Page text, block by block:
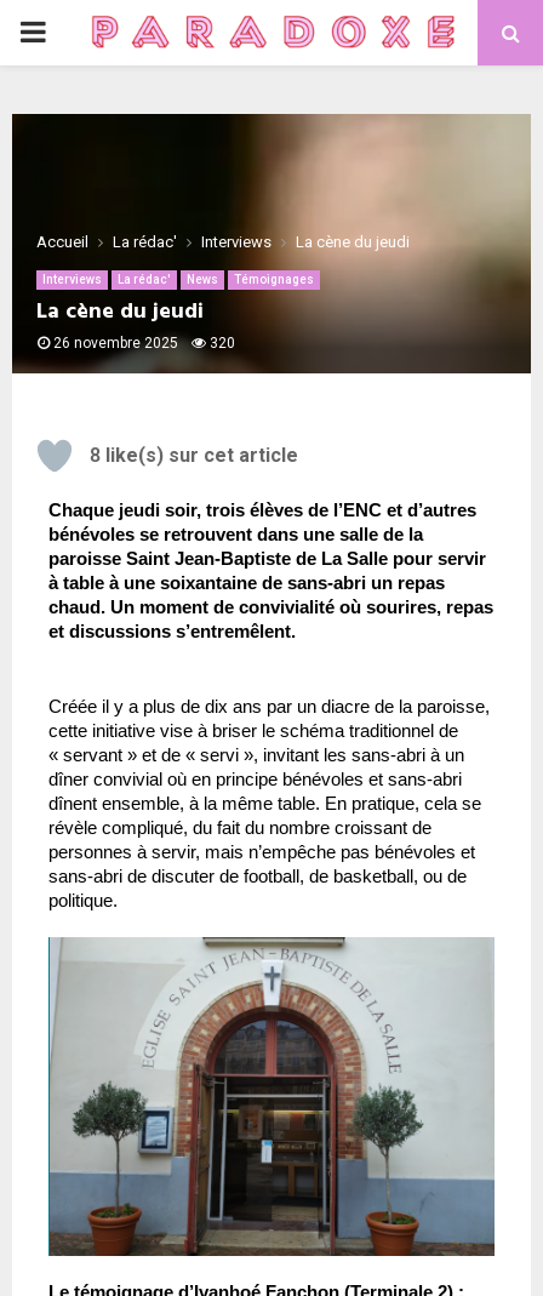
Accueil La rédac' Interviews La cène du jeudi
Interviews La rédac' News Témoignages
La cène du jeudi
26 novembre 2025 320
8 like(s) sur cet article
Chaque jeudi soir, trois élèves de l’ENC et d’autres
bénévoles se retrouvent dans une salle de la
paroisse Saint Jean-Baptiste de La Salle pour servir
à table à une soixantaine de sans-abri un repas
chaud. Un moment de convivialité où sourires, repas
et discussions s’entremêlent.
Créée il y a plus de dix ans par un diacre de la paroisse,
cette initiative vise à briser le schéma traditionnel de
« servant » et de « servi », invitant les sans-abri à un
dîner convivial où en principe bénévoles et sans-abri
dînent ensemble, à la même table. En pratique, cela se
révèle compliqué, du fait du nombre croissant de
personnes à servir, mais n’empêche pas bénévoles et
sans-abri de discuter de football, de basketball, ou de
politique.